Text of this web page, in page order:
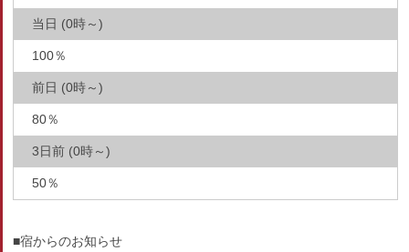
当日 (0時～)
100％
前日 (0時～)
80％
3日前 (0時～)
50％
■宿からのお知らせ